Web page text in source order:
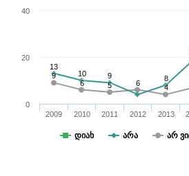
9
6
5 6 4
13
10
9 8
დიახ არა არ
2009 2010 2011 2012 2013
0
20
40